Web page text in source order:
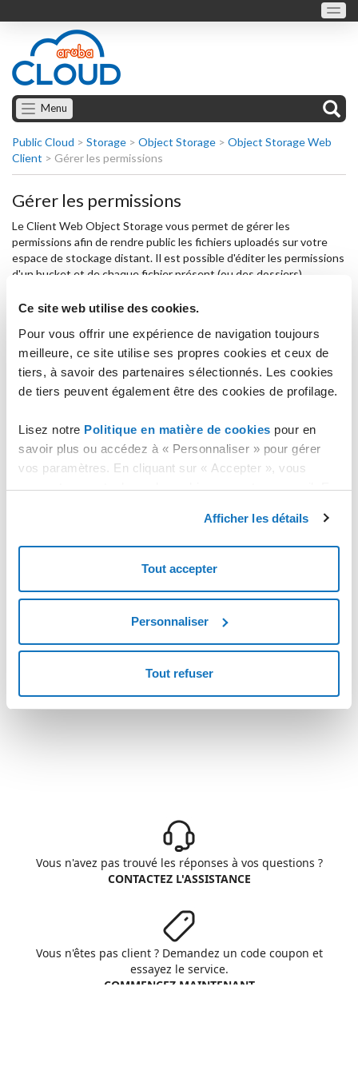
Ce site web utilise des cookies.
Pour vous offrir une expérience de navigation toujours
meilleure, ce site utilise ses propres cookies et ceux de
tiers, à savoir des partenaires sélectionnés. Les cookies
de tiers peuvent également être des cookies de profilage.
Lisez notre Politique en matière de cookies pour en
savoir plus ou accédez à « Personnaliser » pour gérer
vos paramètres. En cliquant sur « Accepter », vous
consentez au stockage de cookies sur votre appareil. En
stockage des cookies nécessaires.
Afficher les détails
Tout accepter
Personnaliser
Tout refuser
Menu
Public Cloud > Storage > Object Storage > Object Storage Web
Client > Gérer les permissions
Gérer les permissions
Le Client Web Object Storage vous permet de gérer les
permissions afin de rendre public les fichiers uploadés sur votre
espace de stockage distant. Il est possible d'éditer les permissions
d'un bucket et de chaque fichier présent (ou des dossiers).
L'application configure, par défaut, aussi bien les buckets que les
sont pas disponible en utilisantla règle de composition de l'URL
Permissions d'un bucket
Vous n'avez pas trouvé les réponses à vos questions ?
CONTACTEZ L'ASSISTANCE
Vous n'êtes pas client ? Demandez un code coupon et
essayez le service.
COMMENCEZ MAINTENANT